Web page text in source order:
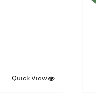
Quick View